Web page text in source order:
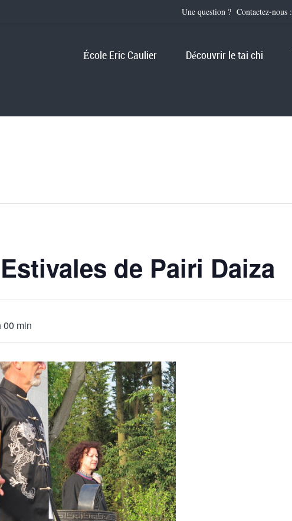
École Eric Caulier Découvrir le tai chi
de Pairi Daiza
00 min
Une question ? Contactez-nous :